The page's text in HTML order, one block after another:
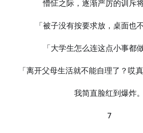
懵怔之际，逐渐严厉的训斥
「被子没有按要求放，桌面也
「大学生怎么连这点小事都
「离开父母生活就不能自理了？哎
我简直脸红到爆炸。
7